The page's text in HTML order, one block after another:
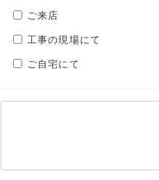
ご来店
工事の現場にて
ご自宅にて